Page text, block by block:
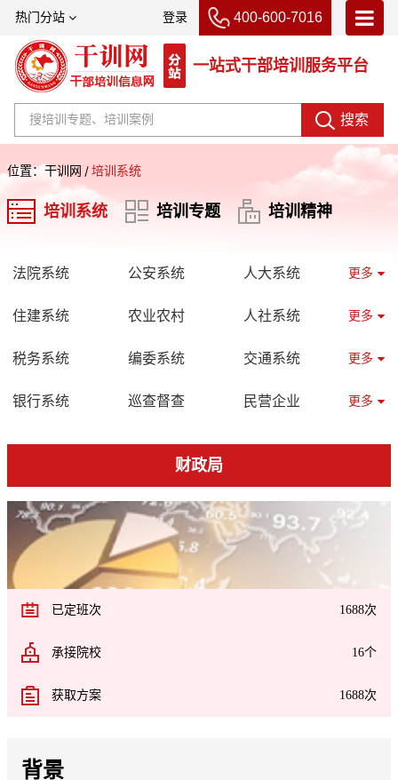
首页
高校培训
培训基地
名师名家
课程分类
关于我们
热门分站 登录 400-600-7016
一站式干部培训服务平台
搜索
位置： 干训网 培训系统
培训系统 培训专题 培训精神
法院系统 公安系统 人大系统
纪检监察 政法委 市场监管
食药监 统战系统 政协系统
宣传系统 应急管理 司法系统
组工系统 检察系统 民族宗教
生态环境 乡村振兴 老干部局
更多
住建系统 农业农村 人社系统
民政系统 卫健系统 城市管理
教育系统 体育系统 医疗保障
更多
税务系统 编委系统 交通系统
商务系统 水利系统 审计系统
统计系统 金融监管 财政系统
文旅系统 大数据 发改系统
科学技术 工信系统 规资系统
更多
银行系统 巡查督查 民营企业
国资国企 工商联 妇联系统
工会系统 残联系统 烟草系统
共青团系统
更多
财政局
已定班次 1688次
承接院校 16个
获取方案 1688次
背景